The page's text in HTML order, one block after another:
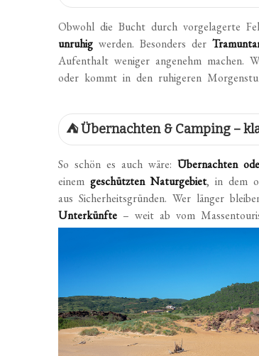
Obwohl die Bucht durch vorgelagerte
unruhig werden. Besonders der
Aufenthalt weniger angenehm
oder kommt in den ruhigeren
⛺ Übernachten & Camping –
So schön es auch wäre:Übernachten
einemgeschützten Naturgebiet, in dem
aus Sicherheitsgründen. Wer länger
Unterkünfte – weit ab vom